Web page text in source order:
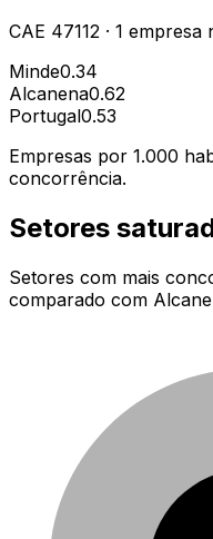
CAE 47112 · 1 empresa
Minde0.34
Alcanena0.62
Portugal0.53
Empresas por 1.000
concorrência.
Setores
Setores com mais
comparado com